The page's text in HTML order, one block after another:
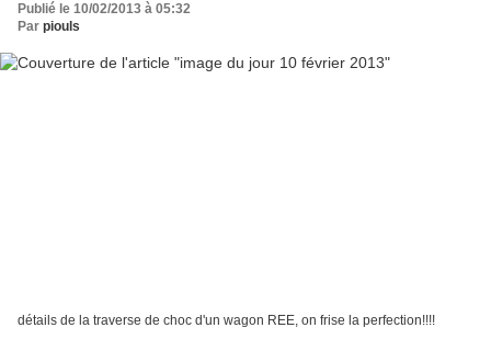
Publié le 10/02/2013 à 05:32
Par piouls
détails de la traverse de choc d'un wagon REE, on frise la perfection!!!!